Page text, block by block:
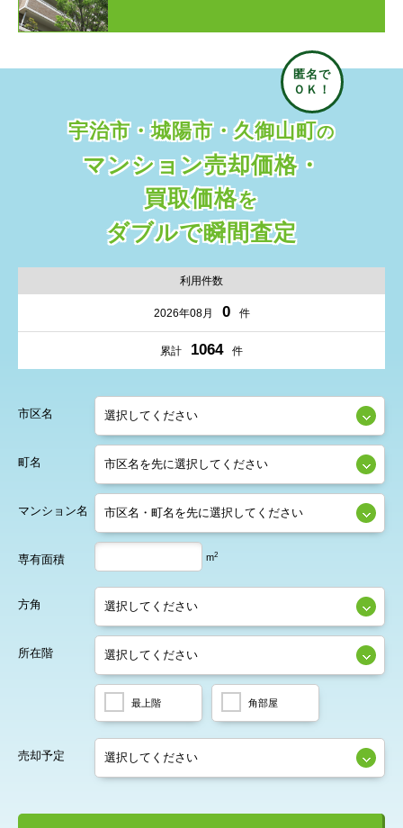
宇治市・城陽市・久御山町の
マンション売却価格・
買取価格を
ダブルで瞬間査定
利用件数
2026年08月 0 件
累計 1064 件
市区名
町名
マンション名
専有面積 m2
方角
所在階
最上階 角部屋
売却予定